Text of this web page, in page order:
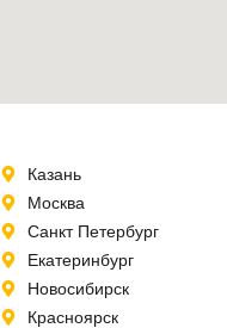
Казань
Москва
Санкт Петербург
Екатеринбург
Новосибирск
Красноярск